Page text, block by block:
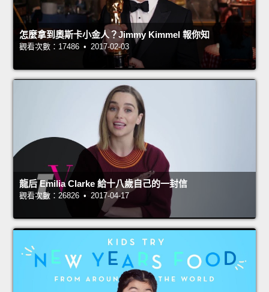
怎麼拿到奧斯卡小金人？Jimmy Kimmel 報你知
觀看次數：17486 • 2017-02-03
龍后 Emilia Clarke 給十八歲自己的一封信
觀看次數：26826 • 2017-04-17